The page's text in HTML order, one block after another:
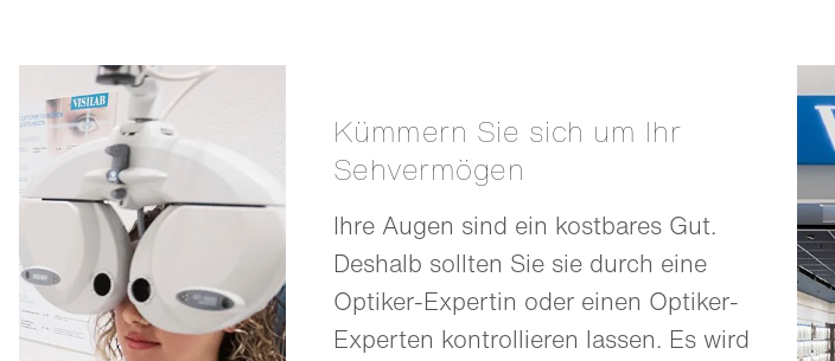
Kümmern Sie sich um Ihr
Sehvermögen
Ihre Augen sind ein kostbares Gut.
Deshalb sollten Sie sie durch eine
Optiker-Expertin oder einen Optiker-
Experten kontrollieren lassen. Es wird